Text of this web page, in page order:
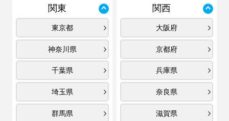
関東
東京都
神奈川県
千葉県
埼玉県
群馬県
関西
大阪府
京都府
兵庫県
奈良県
滋賀県